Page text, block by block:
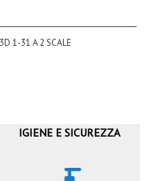
1-31 A 2 SCALE
IGIENE E SICUREZZA